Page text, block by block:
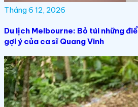
Tháng 6 12, 2026
Du lịch Melbourne: Bỏ túi những
gợi ý của ca sĩ Quang Vinh